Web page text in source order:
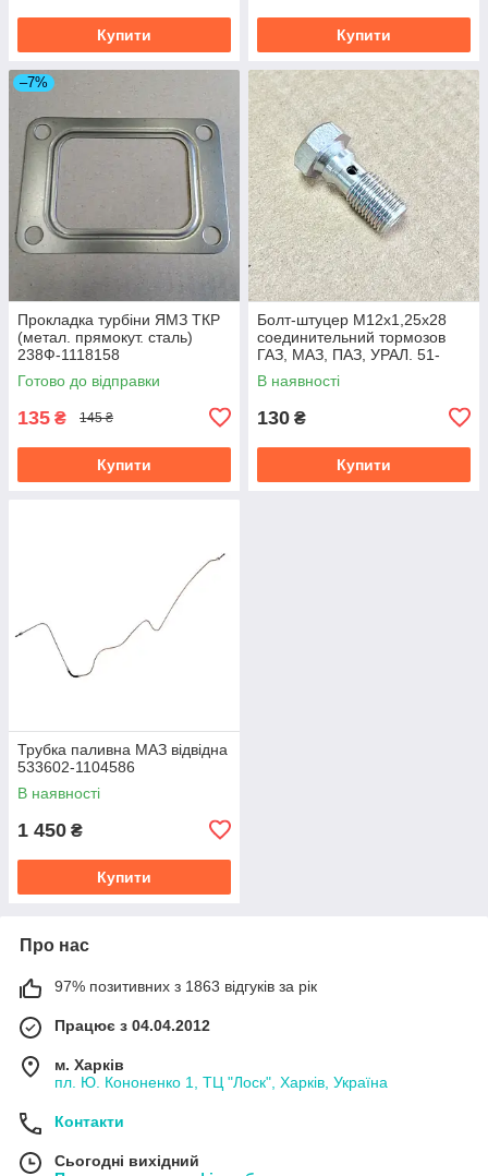
Купити Купити
–7%
Прокладка турбіни ЯМЗ ТКР
(метал. прямокут. сталь)
238Ф-1118158
Готово до відправки
135 ₴ 145 ₴
Купити
Болт-штуцер М12х1,25х28
соединительний тормозов
ГАЗ, МАЗ, ПАЗ, УРАЛ. 51-
3506012
В наявності
130 ₴
Купити
Трубка паливна МАЗ відвідна
533602-1104586
В наявності
1 450 ₴
Купити
Про нас
97% позитивних з 1863 відгуків за рік
Працює з 04.04.2012
м. Харків
пл. Ю. Кононенко 1, ТЦ "Лоск", Харків, Україна
Контакти
Сьогодні вихідний